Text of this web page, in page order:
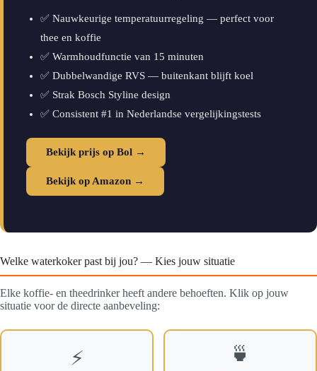
✅ Nauwkeurige temperatuurregeling — perfect voor
thee en koffie
✅ Warmhoudfunctie van 15 minuten
✅ Dubbelwandige RVS — buitenkant blijft koel
✅ Strak Bosch Styline design
✅ Consistent #1 in Nederlandse vergelijkingstests
Bekijk prijs op Bol →
Bekijk op Amazon →
Welke waterkoker past bij jou? — Kies jouw situatie
Elke koffie- en theedrinker heeft andere behoeften. Klik op jouw
situatie voor de directe aanbeveling:
⚡ 🍵